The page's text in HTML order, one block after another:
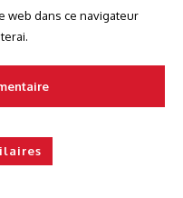
web dans ce navigateur